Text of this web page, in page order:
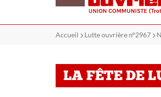
Accueil Lutte ouvrière n°2967
LA FÊTE DE